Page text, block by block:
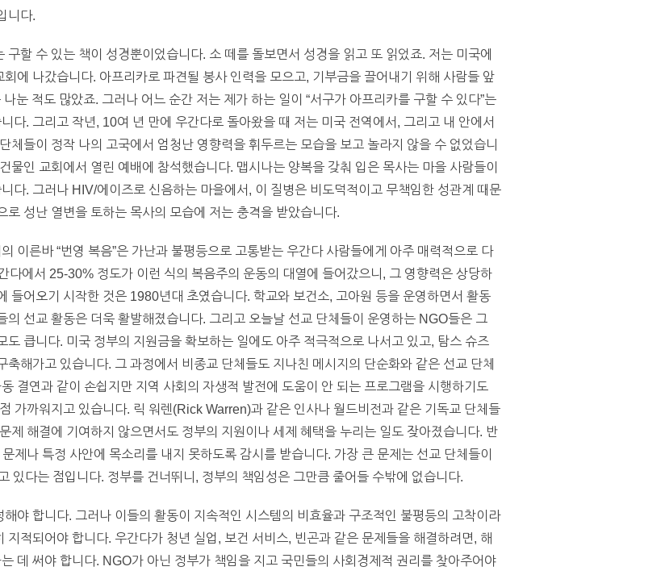
니다.
할 수 있는 책이 성경뿐이었습니다. 소 떼를 돌보면서 성경을 읽고 또 읽었죠. 저는 미국에
에 나갔습니다. 아프리카로 파견될 봉사 인력을 모으고, 기부금을 끌어내기 위해 사람들 앞
눈 적도 많았죠. 그러나 어느 순간 저는 제가 하는 일이 “서구가 아프리카를 구할 수 있다”는
다. 그리고 작년, 10여 년 만에 우간다로 돌아왔을 때 저는 미국 전역에서, 그리고 내 안에서
체들이 정작 나의 고국에서 엄청난 영향력을 휘두르는 모습을 보고 놀라지 않을 수 없었습니
물인 교회에서 열린 예배에 참석했습니다. 맵시나는 양복을 갖춰 입은 목사는 마을 사람들이
다. 그러나 HIV/에이즈로 신음하는 마을에서, 이 질병은 비도덕적이고 무책임한 성관계 때문
성난 열변을 토하는 목사의 모습에 저는 충격을 받았습니다.
이른바 “번영 복음”은 가난과 불평등으로 고통받는 우간다 사람들에게 아주 매력적으로 다
다에서 25-30% 정도가 이런 식의 복음주의 운동의 대열에 들어갔으니, 그 영향력은 상당하
들어오기 시작한 것은 1980년대 초였습니다. 학교와 보건소, 고아원 등을 운영하면서 활동
선교 활동은 더욱 활발해졌습니다. 그리고 오늘날 선교 단체들이 운영하는 NGO들은 그
큽니다. 미국 정부의 지원금을 확보하는 일에도 아주 적극적으로 나서고 있고, 탐스 슈즈
해가고 있습니다. 그 과정에서 비종교 단체들도 지나친 메시지의 단순화와 같은 선교 단체
결연과 같이 손쉽지만 지역 사회의 자생적 발전에 도움이 안 되는 프로그램을 시행하기도
가까워지고 있습니다. 릭 워렌(Rick Warren)과 같은 인사나 월드비전과 같은 기독교 단체들
제 해결에 기여하지 않으면서도 정부의 지원이나 세제 혜택을 누리는 일도 잦아졌습니다. 반
제나 특정 사안에 목소리를 내지 못하도록 감시를 받습니다. 가장 큰 문제는 선교 단체들이
있다는 점입니다. 정부를 건너뛰니, 정부의 책임성은 그만큼 줄어들 수밖에 없습니다.
야 합니다. 그러나 이들의 활동이 지속적인 시스템의 비효율과 구조적인 불평등의 고착이라
적되어야 합니다. 우간다가 청년 실업, 보건 서비스, 빈곤과 같은 문제들을 해결하려면, 해
데 써야 합니다. NGO가 아닌 정부가 책임을 지고 국민들의 사회경제적 권리를 찾아주어야